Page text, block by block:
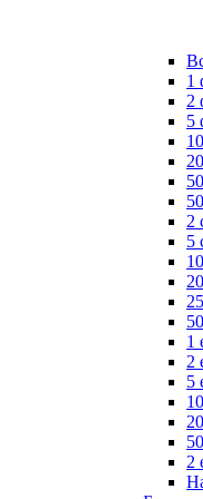
1
2
5
2
5
1
2
5
2